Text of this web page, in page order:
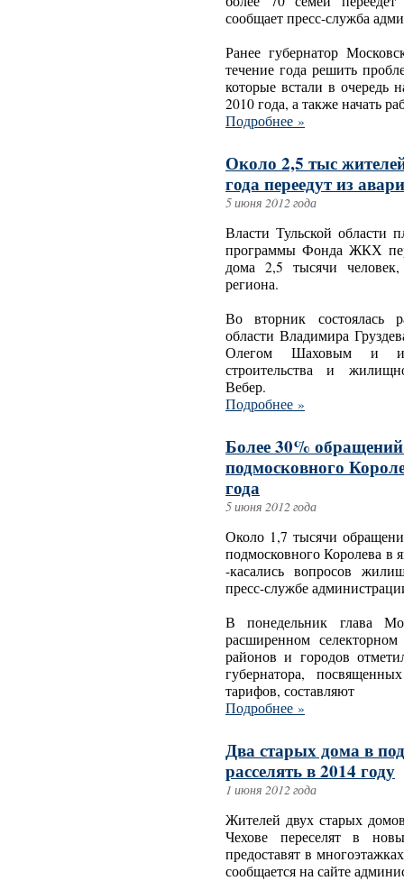
сообщает пресс-служба
Ранее губернатор
течение года решить
которые встали в очередь
2010 года, а также начать
Подробнее »
Около 2,5 тыс
года переедут из
5 июня 2012 года
Власти Тульской области
программы Фонда ЖКХ
дома 2,5 тысячи человек,
региона.
Во вторник состоялась
области Владимира
Олегом Шаховым и
строительства и
Вебер.
Подробнее »
Более 30%
подмосковного
года
5 июня 2012 года
Около 1,7 тысячи
подмосковного Королева в
-касались вопросов
пресс-службе
В понедельник глава
расширенном
районов и городов
губернатора,
тарифов, составляют
Подробнее »
Два старых дома в
расселять в 2014 году
1 июня 2012 года
Жителей двух старых
Чехове переселят в
предоставят в
сообщается на сайте